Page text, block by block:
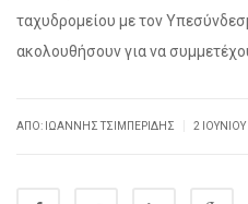
ταχυδρομείου με τον
ακολουθήσουν για να
ΑΠΌ: ΙΩΑΝΝΗΣ ΤΣΙΜΠΕΡΙΔΗΣ 2